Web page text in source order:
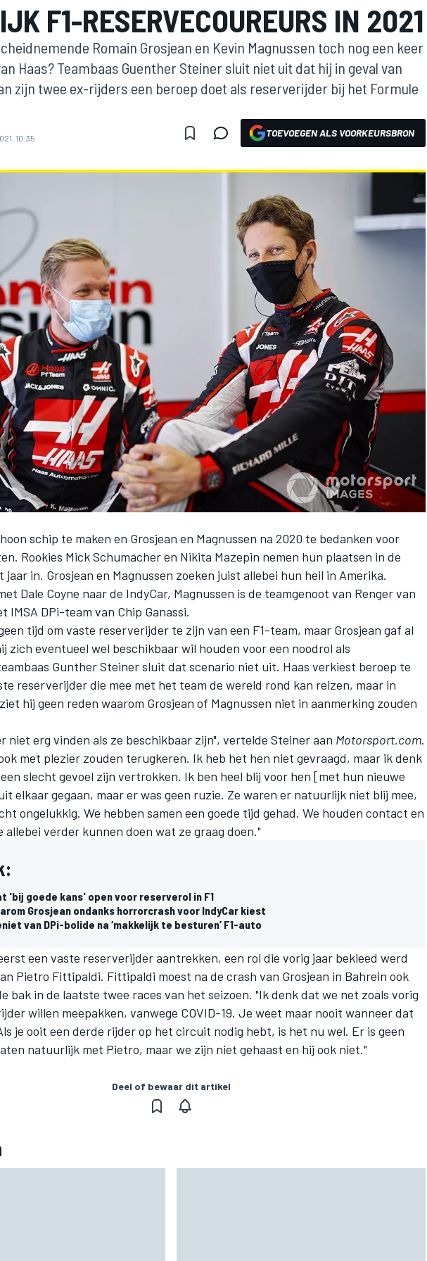
DTM
F1-RESERVECOUREURS IN 2021
Romain Grosjean en Kevin Magnussen toch nog een keer
Haas? Teambaas Guenther Steiner sluit niet uit dat hij in geval van
zijn twee ex-rijders een beroep doet als reserverijder bij het Formule
10:35 TOEVOEGEN ALS VOORKEURSBRON
schip te maken en Grosjean en Magnussen na 2020 te bedanken voor
Rookies Mick Schumacher en Nikita Mazepin nemen hun plaatsen in de
jaar in. Grosjean en Magnussen zoeken juist allebei hun heil in Amerika.
Dale Coyne naar de IndyCar, Magnussen is de teamgenoot van Renger van
IMSA DPi-team van Chip Ganassi.
tijd om vaste reserverijder te zijn van een F1-team, maar Grosjean gaf al
zich eventueel wel beschikbaar wil houden voor een noodrol als
Gunther Steiner sluit dat scenario niet uit. Haas verkiest beroep te
reserverijder die mee met het team de wereld rond kan reizen, maar in
hij geen reden waarom Grosjean of Magnussen niet in aanmerking zouden
niet erg vinden als ze beschikbaar zijn", vertelde Steiner aan Motorsport.com.
met plezier zouden terugkeren. Ik heb het hen niet gevraagd, maar ik denk
slecht gevoel zijn vertrokken. Ik ben heel blij voor hen [met hun nieuwe
elkaar gegaan, maar er was geen ruzie. Ze waren er natuurlijk niet blij mee,
ongelukkig. We hebben samen een goede tijd gehad. We houden contact en
allebei verder kunnen doen wat ze graag doen."
'bij goede kans' open voor reserverol in F1
Grosjean ondanks horrorcrash voor IndyCar kiest
van DPi-bolide na ‘makkelijk te besturen’ F1-auto
een vaste reserverijder aantrekken, een rol die vorig jaar bekleed werd
Pietro Fittipaldi. Fittipaldi moest na de crash van Grosjean in Bahrein ook
bak in de laatste twee races van het seizoen. "Ik denk dat we net zoals vorig
willen meepakken, vanwege COVID-19. Je weet maar nooit wanneer dat
je ooit een derde rijder op het circuit nodig hebt, is het nu wel. Er is geen
natuurlijk met Pietro, maar we zijn niet gehaast en hij ook niet."
Deel of bewaar dit artikel